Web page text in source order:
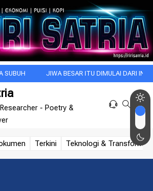
JIWA BESAR ITU DIMULAI DARI INTROSPEKSI
- Poetry &
Terkini Teknologi &